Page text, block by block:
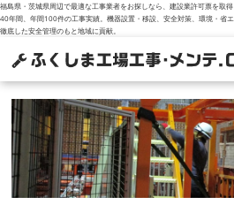
福島県・茨城県周辺で最適な工事業者をお探しなら、建設業許可票を取
40年間、年間100件の工事実績。機器設置・移設、安全対策、環境・省
徹底した安全管理のもと地域に貢献。